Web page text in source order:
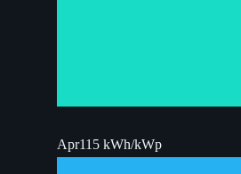
Apr115 kWh/kWp